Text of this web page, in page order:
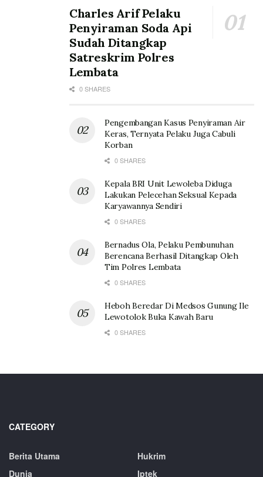
Charles Arif Pelaku
Penyiraman Soda Api
Sudah Ditangkap
Satreskrim Polres
Lembata
0 SHARES
Pengembangan Kasus Penyiraman Air
Keras, Ternyata Pelaku Juga Cabuli
Korban
0 SHARES
Kepala BRI Unit Lewoleba Diduga
Lakukan Pelecehan Seksual Kepada
Karyawannya Sendiri
0 SHARES
Bernadus Ola, Pelaku Pembunuhan
Berencana Berhasil Ditangkap Oleh
Tim Polres Lembata
0 SHARES
Heboh Beredar Di Medsos Gunung Ile
Lewotolok Buka Kawah Baru
0 SHARES
CATEGORY
Berita Utama
Dunia
Hukrim
Iptek